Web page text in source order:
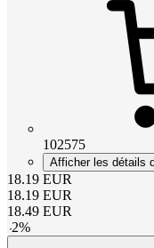
102575
Afficher les détails
18.19 EUR
18.19 EUR
18.49 EUR
-2%